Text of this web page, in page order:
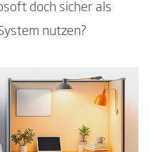
doch sicher als
nutzen?